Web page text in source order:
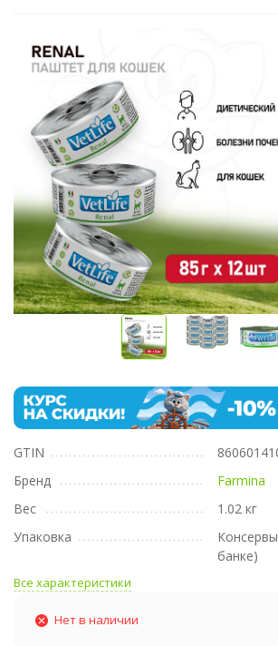
GTIN
Бренд
Farmina
Вес
1.02 кг
Упаковка
банке)
Все характеристики
Нет в наличии